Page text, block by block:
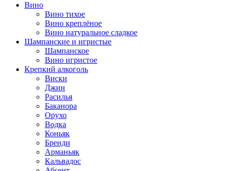
Вино
Вино тихое
Вино креплёное
Вино натуральное сладкое
Шампанские и игристые
Шампанское
Вино игристое
Крепкий алкоголь
Виски
Джин
Расилья
Баканора
Орухо
Водка
Коньяк
Бренди
Арманьяк
Кальвадос